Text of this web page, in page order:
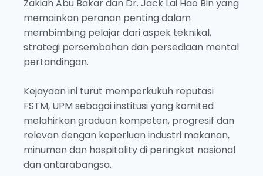
Zakiah Abu Bakar dan Dr. Jack Lai Hao Bin yang
memainkan peranan penting dalam
membimbing pelajar dari aspek teknikal,
strategi persembahan dan persediaan mental
pertandingan.
Kejayaan ini turut memperkukuh reputasi
FSTM, UPM sebagai institusi yang komited
melahirkan graduan kompeten, progresif dan
relevan dengan keperluan industri makanan,
minuman dan hospitality di peringkat nasional
dan antarabangsa.